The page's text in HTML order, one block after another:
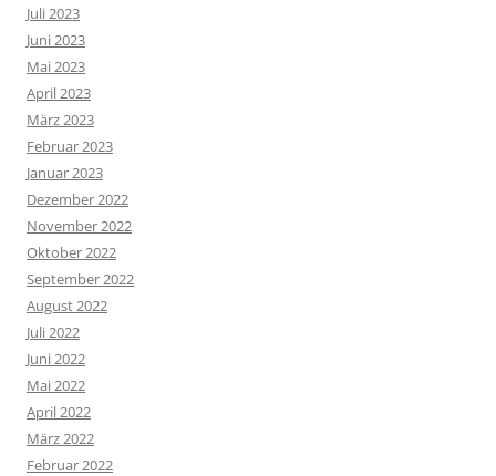
Juli 2023
Juni 2023
Mai 2023
April 2023
März 2023
Februar 2023
Januar 2023
Dezember 2022
November 2022
Oktober 2022
September 2022
August 2022
Juli 2022
Juni 2022
Mai 2022
April 2022
März 2022
Februar 2022